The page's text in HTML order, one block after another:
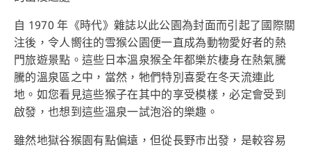
自 1970 年《時代》雜誌以此公園為封面而引起了國際關
注後，令人嚮往的雪猴公園便一直成為動物愛好者的熱
門旅遊景點。這些日本溫泉猴全年都樂於棲身在熱氣騰
騰的溫泉區之中，當然，牠們特別喜愛在冬天流連此
地。如您看見這些猴子在其中的享受模樣，必定會受到
啟發，也想到這些溫泉一試泡浴的樂趣。
雖然地獄谷猴園有點偏遠，但從長野市出發，是較容易